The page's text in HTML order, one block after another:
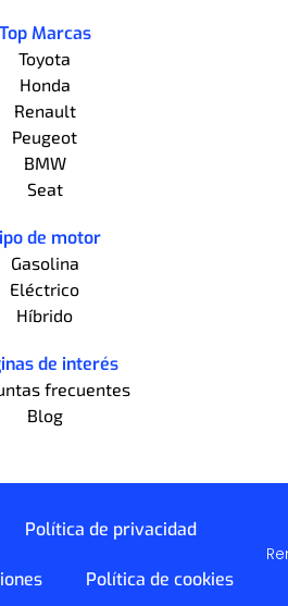
Top Marcas
Toyota
Honda
Renault
Peugeot
BMW
Seat
de motor
Gasolina
Eléctrico
Híbrido
de interés
frecuentes
Blog
Política de privacidad
Política de cookies